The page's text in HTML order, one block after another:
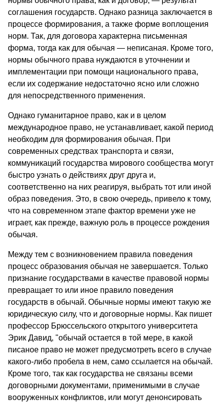
соглашения государств. Однако разница заключается в
процессе формирования, а также форме воплощения
норм. Так, для договора характерна письменная
форма, тогда как для обычая — неписаная. Кроме того,
нормы обычного права нуждаются в уточнении и
имплементации при помощи национального права,
если их содержание недостаточно ясно или сложно
для непосредственного применения.
Однако гуманитарное право, как и в целом
международное право, не устанавливает, какой период
необходим для формирования обычая. При
современных средствах транспорта и связи,
коммуникаций государства мирового сообщества могут
быстро узнать о действиях друг друга и,
соответственно на них реагируя, выбрать тот или иной
образ поведения. Это, в свою очередь, привело к тому,
что на современном этапе фактор времени уже не
играет, как прежде, важную роль в процессе рождения
обычая.
Между тем с возникновением правила поведения
процесс образования обычая не завершается. Только
признание государствами в качестве правовой нормы
превращает то или иное правило поведения
государств в обычай. Обычные нормы имеют такую же
юридическую силу, что и договорные нормы. Как пишет
профессор Брюссельского открытого университета
Эрик Давид, "обычай остается в той мере, в какой
писаное право не может предусмотреть всего в случае
какого-либо пробела в нем, само ссылается на обычай.
Кроме того, так как государства не связаны всеми
договорными документами, применимыми в случае
вооруженных конфликтов, или могут денонсировать